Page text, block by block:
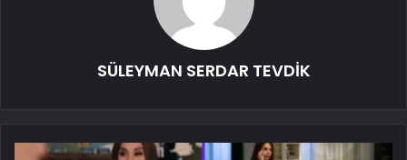
SÜLEYMAN SERDAR TEVDİK